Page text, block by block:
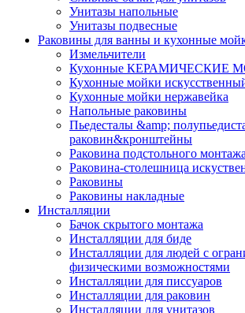
Унитазы напольные
Унитазы подвесные
Раковины для ванны и кухонные
Измельчители
Кухонные КЕРАМИЧЕСКИЕ
Кухонные мойки
Кухонные мойки нержавейка
Напольные раковины
Пьедесталы &amp;
раковин&кронштейны
Раковина подстольного
Раковина-столешница
Раковины
Раковины накладные
Инсталляции
Бачок скрытого монтажа
Инсталляции для биде
Инсталляции для людей с
физическими возможностями
Инсталляции для писсуаров
Инсталляции для раковин
Инсталляции для унитазов